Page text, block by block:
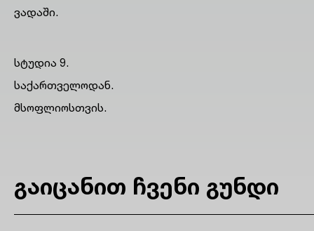
ვადაში.
სტუდია 9.
საქართველოდან.
მსოფლიოსთვის.
გაიცანით ჩვენი გუნდი